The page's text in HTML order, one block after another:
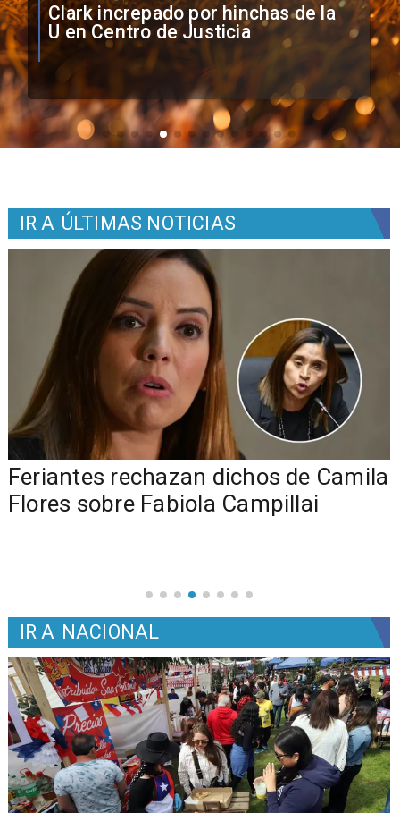
Vozinha firma contrato con Colo
Colo como nuevo arquero
IR A ÚLTIMAS NOTICIAS
Feriantes rechazan dichos de Camila
Flores sobre Fabiola Campillai
IR A NACIONAL